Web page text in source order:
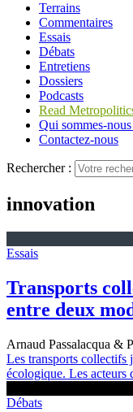
Terrains
Commentaires
Essais
Débats
Entretiens
Dossiers
Podcasts
Read
Qui sommes-
Contactez-nous
Rechercher :
innovation
Essais
Transports
entre deux
Arnaud Passalacqua &
Les transports collectifs
écologique. Les acteurs
Débats